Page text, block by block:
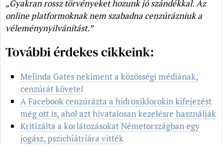
„Gyakran rossz törvényeket hozunk jó szándékkal. Az
online platformoknak nem szabadna cenzúrázniuk a
véleménynyilvánítást.”
További érdekes cikkeink:
Melinda Gates nekiment a közösségi médiának,
cenzúrát követel
A Facebook cenzúrázta a hidroxiklorokin kifejezést
még ott is, ahol azt hivatalosan kezelésre használják
Kritizálta a korlátozásokat Németországban egy
jogász, pszichiátriára vitték